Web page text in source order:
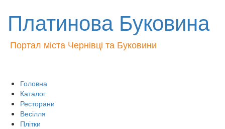
Платинова Буковина
Портал міста Чернівці та Буковини
Головна
Каталог
Ресторани
Весілля
Плітки